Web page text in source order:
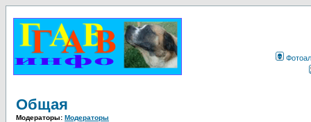
Общая
Модераторы: Модераторы